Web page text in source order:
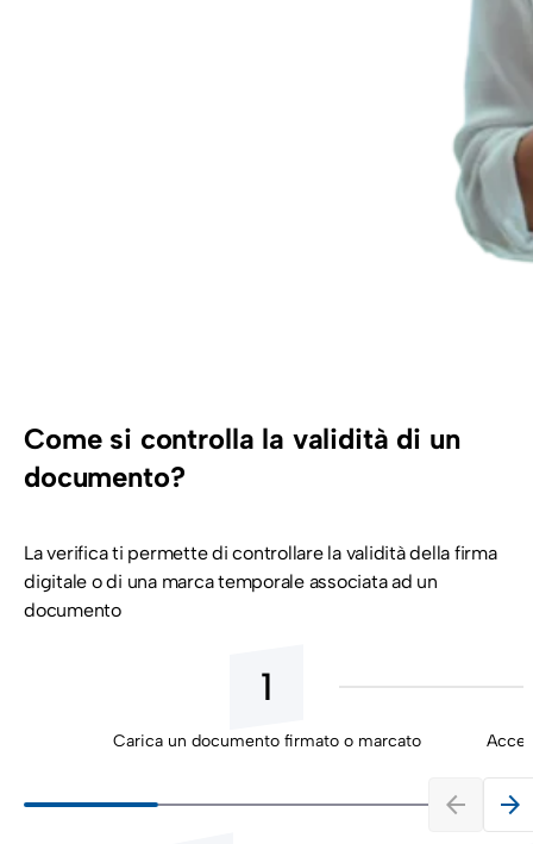
Come si controlla la validità di un
documento?
La verifica ti permette di controllare la validità della firma
digitale o di una marca temporale associata ad un
documento
1
Carica un documento firmato o marcato
arrow_back arrow_forward